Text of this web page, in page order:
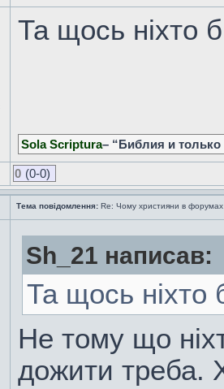
Та щось ніхто
Sola Scriptura– “Библия и
0 (0-0)
Тема повідомлення: Re: Чому християни в форумах
Sh_21 написав:
Та щось ніхто
Не тому що
дожити треба.